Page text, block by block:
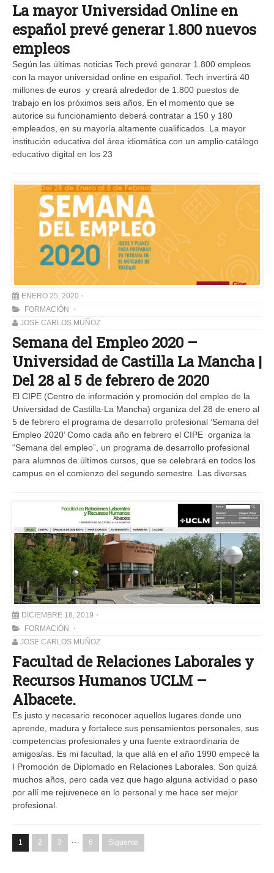
La mayor Universidad Online en
español prevé generar 1.800 nuevos
empleos
Según las últimas noticias Tech prevé generar 1.800 empleos
con la mayor universidad online en español. Tech invertirá 40
millones de euros y creará alrededor de 1.800 puestos de
trabajo en los próximos seis años. En el momento que se
autorice su funcionamiento deberá contratar a 150 y 180
empleados, en su mayoría altamente cualificados. La mayor
institución educativa del área idiomática con un amplio catálogo
educativo digital en los 23
ENERO 25, 2020
FORMACIÓN
JOSE CARLOS MUÑOZ
Semana del Empleo 2020 –
Universidad de Castilla La Mancha |
Del 28 al 5 de febrero de 2020
El CIPE (Centro de información y promoción del empleo de la
Universidad de Castilla-La Mancha) organiza del 28 de enero al
5 de febrero el programa de desarrollo profesional ‘Semana del
Empleo 2020’ Como cada año en febrero el CIPE organiza la
“Semana del empleo”, un programa de desarrollo profesional
para alumnos de últimos cursos, que se celebrará en todos los
campus en el comienzo del segundo semestre. Las diversas
DICIEMBRE 18, 2019
FORMACIÓN
JOSE CARLOS MUÑOZ
Facultad de Relaciones Laborales y
Recursos Humanos UCLM –
Albacete.
Es justo y necesario reconocer aquellos lugares donde uno
aprende, madura y fortalece sus pensamientos personales, sus
competencias profesionales y una fuente extraordinaria de
amigos/as. Es mi facultad, la que allá en el año 1990 empecé la
I Promoción de Diplomado en Relaciones Laborales. Son quizá
muchos años, pero cada vez que hago alguna actividad o paso
por allí me rejuvenece en lo personal y me hace ser mejor
profesional.
1 2 3 … 6 Siguente